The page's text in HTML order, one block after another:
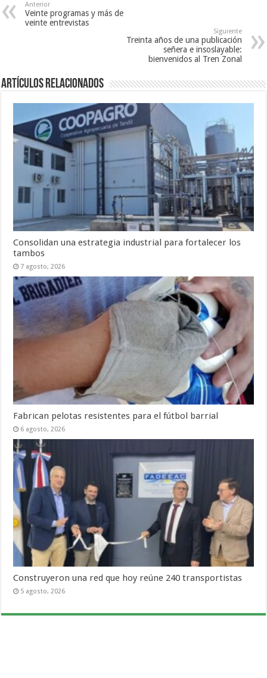
Anterior
Veinte programas y más de
veinte entrevistas
Siguiente
Treinta años de una publicación
señera e insoslayable:
bienvenidos al Tren Zonal
Artículos Relacionados
Consolidan una estrategia industrial para fortalecer los
tambos
7 agosto, 2026
Fabrican pelotas resistentes para el fútbol barrial
6 agosto, 2026
Construyeron una red que hoy reúne 240 transportistas
5 agosto, 2026